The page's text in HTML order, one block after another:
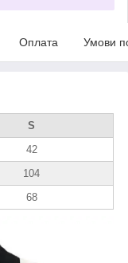
Оплата Умови
S
42
104
68